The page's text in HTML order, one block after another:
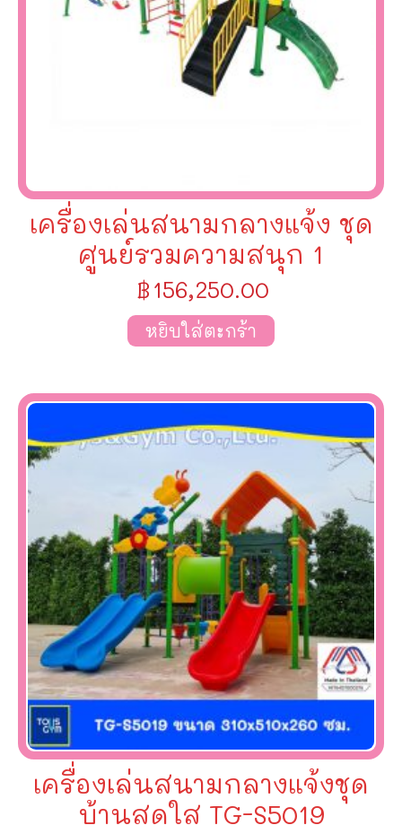
เครื่องเล่นสนามกลางแจ้ง ชุด
ศูนย์รวมความสนุก 1
฿156,250.00
หยิบใส่ตะกร้า
เครื่องเล่นสนามกลางแจ้งชุด
บ้านสดใส TG-S5019